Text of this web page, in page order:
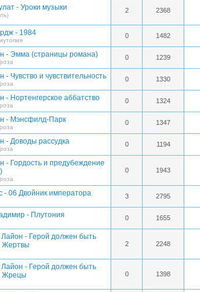
- Уроки музыки 2 2368
- 1984 0 1482
- Эмма (страницы романа) 0 1239
- Чувство и чувствительность 0 1330
- Нортенгерское аббатство 0 1324
- Мэнсфилд-Парк 0 1347
- Доводы рассудка 0 1194
- Гордость и предубеждение
0 1943
- 06 Двойник императора 3 2795
- Плутония 0 1655
- Герой должен быть
Жертвы
2 2248
- Герой должен быть
Жрецы
0 1398